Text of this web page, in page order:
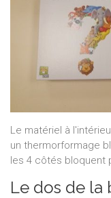
Le matériel à
un thermorformage
les 4 côtés bloquent
Le dos de la